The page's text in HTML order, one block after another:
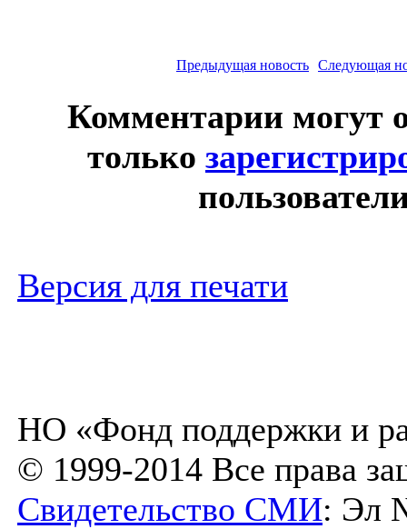
Предыдущая новость Следующая
Комментарии могут
только
Версия для печати
НО «Фонд поддержки и
© 1999-2014 Все права
Свидетельство СМИ: Эл